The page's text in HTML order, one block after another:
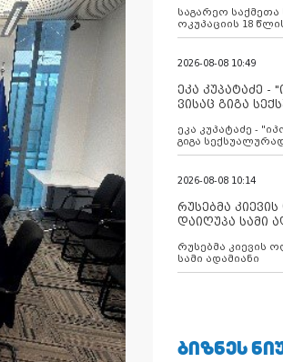
შუამავლ
საგარეო
ოკუპაციის 18
ასრულებს
შეწყვეტის
ოკუპირებულ
დგამს ნაბიჯებს
2026-08-08 10:49
ეკა კუპატაძე -
ვისაც გიგა
ეკა კუპატაძე -
გიგა
2026-08-08 10:14
რუსებმა
დაიღუპა სამი
რუსებმა კიევის
სამი ადამიანი
ᲑᲘᲖᲜᲔᲡ